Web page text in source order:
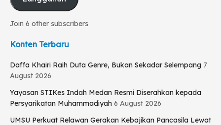
Join 6 other subscribers
Konten Terbaru
Daffa Khairi Raih Duta Genre, Bukan Sekadar Selempang 7
August 2026
Yayasan STIKes Indah Medan Resmi Diserahkan kepada
Persyarikatan Muhammadiyah 6 August 2026
UMSU Perkuat Relawan Gerakan Kebajikan Pancasila Lewat